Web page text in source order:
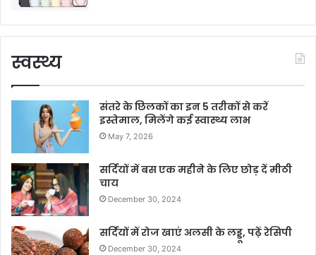
स्वस्थ्य
संतरे के छिलकों का इन 5 तरीकों से करें
इस्तेमाल, मिलेंगे कई स्वास्थ्य लाभ
May 7, 2026
सर्दियों में बस एक महीने के लिए छोड़ दें मीठी
चाय
December 30, 2024
सर्दियों में रोज खाएं अलसी के लड्डू, पढ़ें रेसिपी
December 30, 2024